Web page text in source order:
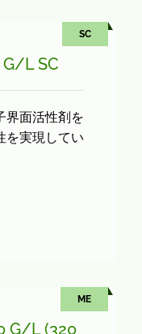
G/L SC
界面活性剤を
を実現してい
SC
G/L (320
ME